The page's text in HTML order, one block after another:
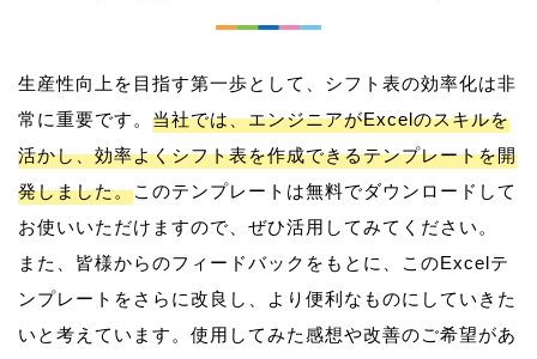
生産性向上を目指す第一歩として、シフト表の効率化は非
常に重要です。 当社では、エンジニアがExcelのスキルを
活かし、効率よくシフト表を作成できるテンプレートを開
発しました。このテンプレートは無料でダウンロードして
お使いいただけますので、ぜひ活用してみてください。
また、皆様からのフィードバックをもとに、このExcelテ
ンプレートをさらに改良し、より便利なものにしていきた
いと考えています。使用してみた感想や改善のご希望があ